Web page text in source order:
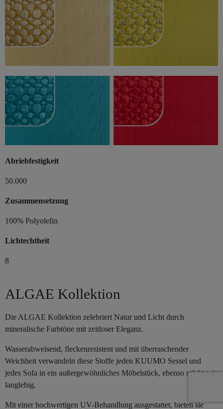
Abriebfestigkeit
50.000
Zusammensetzung
100% Polyolefin
Lichtechtheit
8
ALGAE Kollektion
Die ALGAE Kollektion zelebriert Natur und Licht durch
mineralische Farbtöne mit zeitloser Eleganz.
Wasserabweisend, fleckenresistent und mit überraschender
Weichheit verwandeln diese Stoffe jeden KUUMO Sessel und
jedes Sofa in ein außergewöhnliches Möbelstück, ebenso schön wie
langlebig.
Mit einer hochwertigen UV-Behandlung ausgestattet, bieten sie